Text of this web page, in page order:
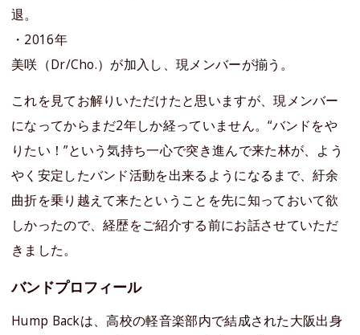
退。
・2016年
美咲（Dr/Cho.）が加入し、現メンバーが揃う。
これを見てお解りいただけたと思いますが、現メンバー
になってからまだ2年しか経っていません。“バンドをや
りたい！”という気持ち一心で突き進んで来た林が、よう
やく安定したバンド活動を出来るようになるまで、紆余
曲折を乗り越えて来たということを先に知っておいて欲
しかったので、経歴をご紹介する前にお話させていただ
きました。
バンドプロフィール
Hump Backは、高校の軽音楽部内で結成された大阪出身